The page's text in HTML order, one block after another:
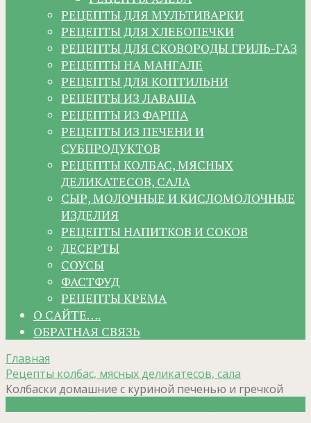
РЕЦЕПТЫ ДЛЯ МУЛЬТИВАРКИ
РЕЦЕПТЫ ДЛЯ ХЛЕБОПЕЧКИ
РЕЦЕПТЫ ДЛЯ СКОВОРОДЫ ГРИЛЬ-ГАЗ
РЕЦЕПТЫ НА МАНГАЛЕ
РЕЦЕПТЫ ДЛЯ КОПТИЛЬНИ
РЕЦЕПТЫ ИЗ ЛАВАША
РЕЦЕПТЫ ИЗ ФАРША
РЕЦЕПТЫ ИЗ ПЕЧЕНИ И
СУБПРОДУКТОВ
РЕЦЕПТЫ КОЛБАС, МЯСНЫХ
ДЕЛИКАТЕСОВ, САЛА
СЫР, МОЛОЧНЫЕ И КИСЛОМОЛОЧНЫЕ
ИЗДЕЛИЯ
РЕЦЕПТЫ НАПИТКОВ И СОКОВ
ДЕСЕРТЫ
СОУСЫ
ФАСТФУД
РЕЦЕПТЫ КРЕМА
О САЙТЕ….
ОБРАТНАЯ СВЯЗЬ
Главная
Рецепты колбас, мясных деликатесов, сала
Колбаски домашние с куриной печенью и гречкой